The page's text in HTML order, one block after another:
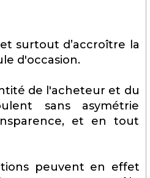
surtout d’accroître la
d'occasion.
de l'acheteur et du
sans asymétrie
et en tout
peuvent en effet